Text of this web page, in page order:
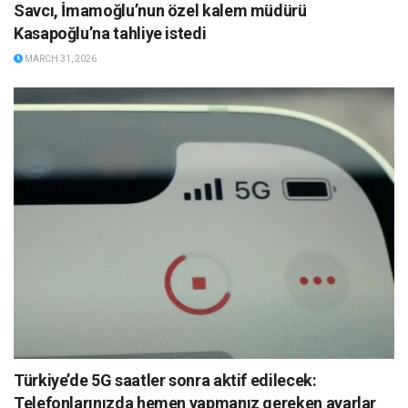
Savcı, İmamoğlu’nun özel kalem müdürü
Kasapoğlu’na tahliye istedi
MARCH 31, 2026
Türkiye’de 5G saatler sonra aktif edilecek:
Telefonlarınızda hemen yapmanız gereken ayarlar